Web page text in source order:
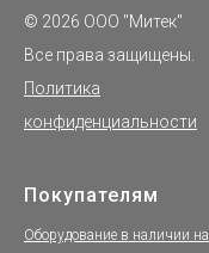
© 2026 ООО "Митек"
Все права защищены.
Политика
конфиденциальности
Покупателям
Оборудование в наличии на